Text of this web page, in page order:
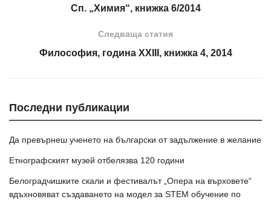
Сп. „Химия“, книжка 6/2014
Следваща статия
Философия, година XXIII, книжка 4, 2014
Последни публикации
Да превърнеш ученето на български от задължение в желание
Етнографският музей отбелязва 120 години
Белоградчишките скали и фестивалът „Опера на върховете“
вдъхновяват създаването на модел за STEM обучение по